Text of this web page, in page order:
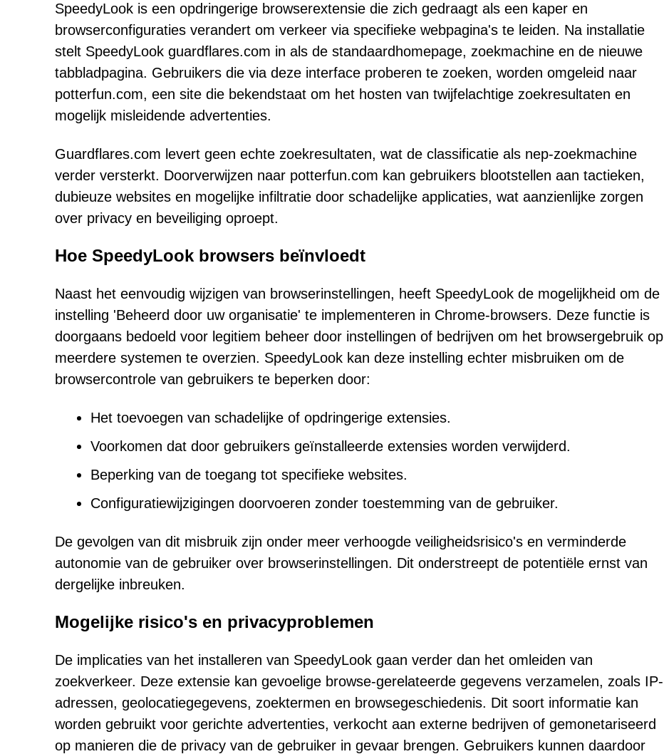
SpeedyLook is een opdringerige browserextensie die zich gedraagt als een kaper en
browserconfiguraties verandert om verkeer via specifieke webpagina's te leiden. Na installatie
stelt SpeedyLook guardflares.com in als de standaardhomepage, zoekmachine en de nieuwe
tabbladpagina. Gebruikers die via deze interface proberen te zoeken, worden omgeleid naar
potterfun.com, een site die bekendstaat om het hosten van twijfelachtige zoekresultaten en
mogelijk misleidende advertenties.
Guardflares.com levert geen echte zoekresultaten, wat de classificatie als nep-zoekmachine
verder versterkt. Doorverwijzen naar potterfun.com kan gebruikers blootstellen aan tactieken,
dubieuze websites en mogelijke infiltratie door schadelijke applicaties, wat aanzienlijke zorgen
over privacy en beveiliging oproept.
Hoe SpeedyLook browsers beïnvloedt
Naast het eenvoudig wijzigen van browserinstellingen, heeft SpeedyLook de mogelijkheid om de
instelling 'Beheerd door uw organisatie' te implementeren in Chrome-browsers. Deze functie is
doorgaans bedoeld voor legitiem beheer door instellingen of bedrijven om het browsergebruik op
meerdere systemen te overzien. SpeedyLook kan deze instelling echter misbruiken om de
browsercontrole van gebruikers te beperken door:
Het toevoegen van schadelijke of opdringerige extensies.
Voorkomen dat door gebruikers geïnstalleerde extensies worden verwijderd.
Beperking van de toegang tot specifieke websites.
Configuratiewijzigingen doorvoeren zonder toestemming van de gebruiker.
De gevolgen van dit misbruik zijn onder meer verhoogde veiligheidsrisico's en verminderde
autonomie van de gebruiker over browserinstellingen. Dit onderstreept de potentiële ernst van
dergelijke inbreuken.
Mogelijke risico's en privacyproblemen
De implicaties van het installeren van SpeedyLook gaan verder dan het omleiden van
zoekverkeer. Deze extensie kan gevoelige browse-gerelateerde gegevens verzamelen, zoals IP-
adressen, geolocatiegegevens, zoektermen en browsegeschiedenis. Dit soort informatie kan
worden gebruikt voor gerichte advertenties, verkocht aan externe bedrijven of gemonetariseerd
op manieren die de privacy van de gebruiker in gevaar brengen. Gebruikers kunnen daardoor